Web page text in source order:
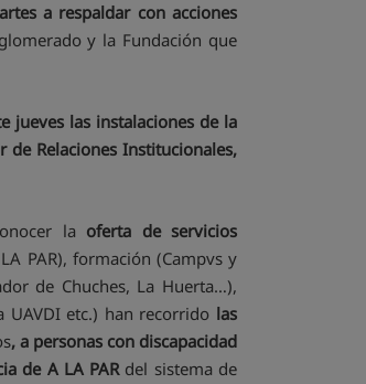
a respaldar con acciones
y la Fundación que
jueves las instalaciones de la
de Relaciones Institucionales,
la oferta de servicios
PAR), formación (Campvs y
de Chuches, La Huerta…),
etc.) han recorrido las
, a personas con discapacidad
de A LA PAR del sistema de